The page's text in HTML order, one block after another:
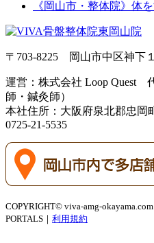
《岡山市・整体院》体
〒703-8225 岡山市中区神下
運営：株式会社 Loop Quest
師・鍼灸師）
本社住所：大阪府泉北郡忠岡
0725-21-5535
COPYRIGHT© viva-amg-
PORTALS｜ 利用規約